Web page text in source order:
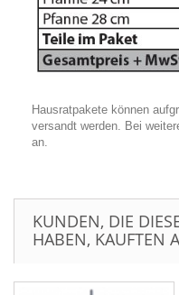
Hausratpakete können
versandt werden. Bei
an.
KUNDEN, DIE
HABEN, KAUFTEN